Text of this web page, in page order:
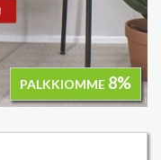
PALKKIOMME 8%